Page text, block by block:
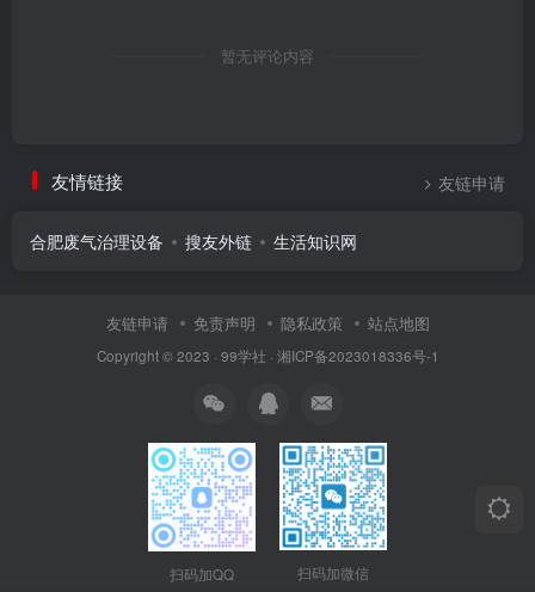
暂无评论内容
友情链接 友链申请
合肥废气治理设备 搜友外链 生活知识网
友链申请 免责声明 隐私政策 站点地图
Copyright © 2023 · 99学社 · 湘ICP备2023018336号-1
扫码加QQ 扫码加微信